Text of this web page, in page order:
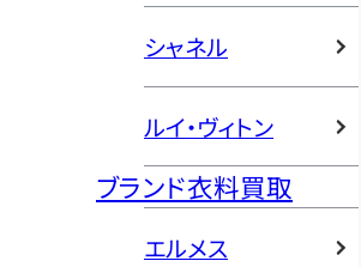
シャネル
ルイ・ヴィトン
ブランド衣料買取
エルメス